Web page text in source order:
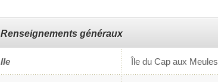
Renseignements généraux
Ile Île du Cap aux Meules